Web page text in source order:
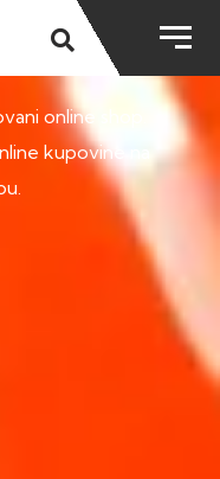
online shop.
kupovine na